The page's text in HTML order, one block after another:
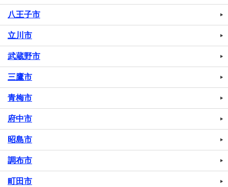
八王子市
立川市
武蔵野市
三鷹市
青梅市
府中市
昭島市
調布市
町田市